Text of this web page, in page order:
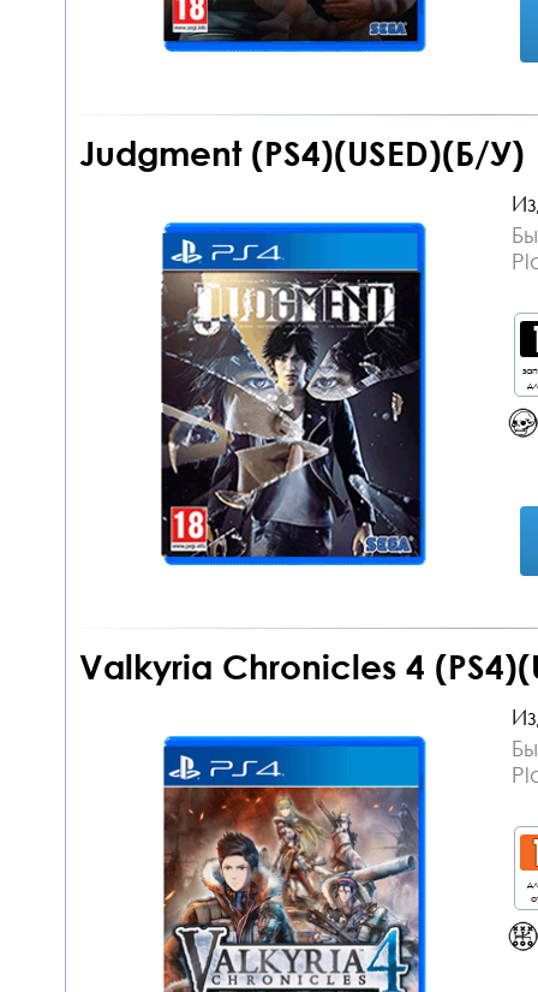
Judgment (PS4)(USED)(Б/У)
Valkyria Chronicles 4